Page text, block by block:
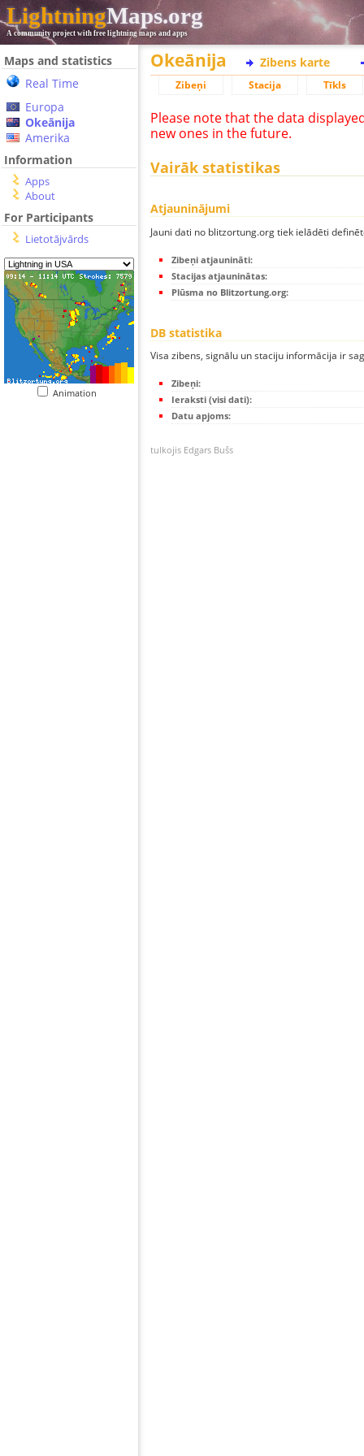
LightningMaps.org
A community project with free lightning maps and apps
Maps and statistics
Real Time
Europa
Okeānija
Amerika
Information
Apps
About
For Participants
Lietotājvārds
Animation
Okeānija Zibens karte
Zibeņi Stacija Tīkls
Please note that the data
new ones in the future.
Vairāk statistikas
Atjauninājumi
Jauni dati no blitzortung.org tiek ielādēti
Zibeņi atjaunināti:
Stacijas atjauninātas:
Plūsma no Blitzortung.org:
DB statistika
Visa zibens, signālu un staciju informācija ir
Zibeņi:
Ieraksti (visi dati):
Datu apjoms:
tulkojis Edgars Bušs